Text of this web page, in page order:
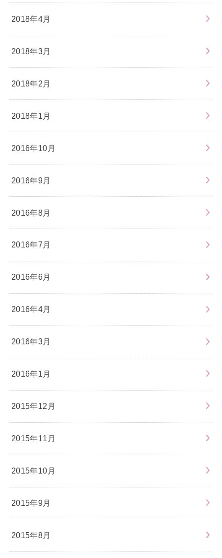
2018年4月
2018年3月
2018年2月
2018年1月
2016年10月
2016年9月
2016年8月
2016年7月
2016年6月
2016年4月
2016年3月
2016年1月
2015年12月
2015年11月
2015年10月
2015年9月
2015年8月